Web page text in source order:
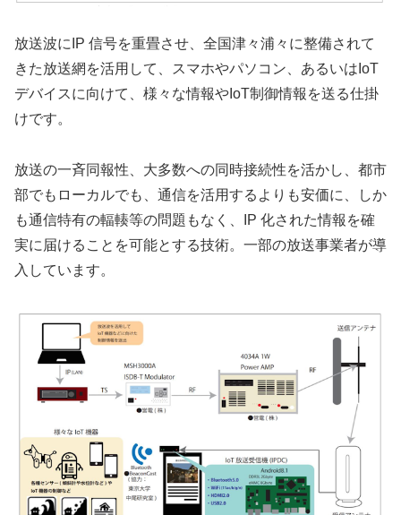
放送波にIP 信号を重畳させ、全国津々浦々に整備されて
きた放送網を活用して、スマホやパソコン、あるいはIoT
デバイスに向けて、様々な情報やIoT制御情報を送る仕掛
けです。
放送の一斉同報性、大多数への同時接続性を活かし、都市
部でもローカルでも、通信を活用するよりも安価に、しか
も通信特有の輻輳等の問題もなく、IP 化された情報を確
実に届けることを可能とする技術。一部の放送事業者が導
入しています。